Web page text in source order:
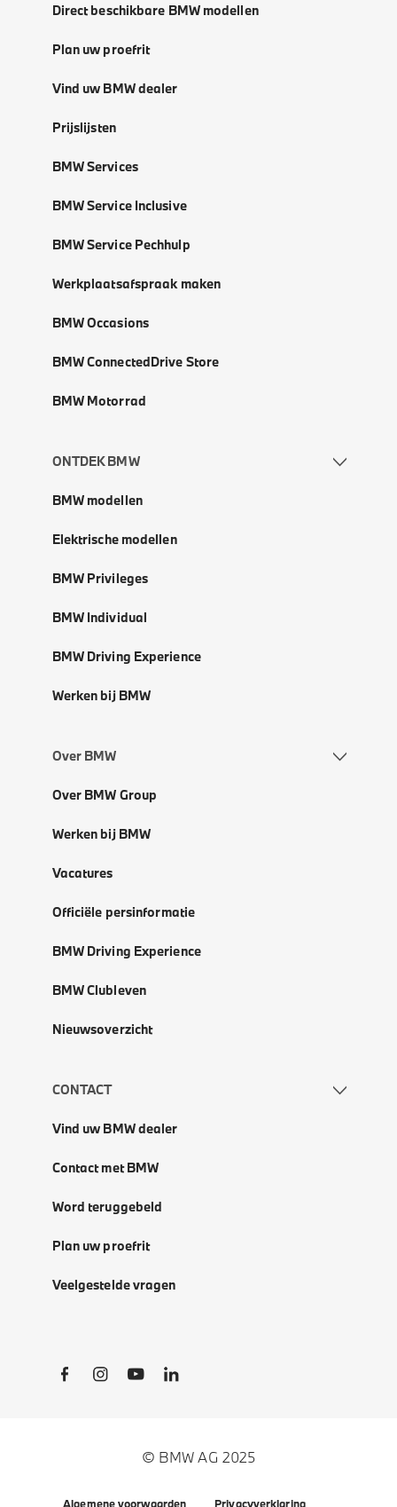
Direct beschikbare BMW modellen
Plan uw proefrit
Vind uw BMW dealer
Prijslijsten
BMW Services
BMW Service Inclusive
BMW Service Pechhulp
Werkplaatsafspraak maken
BMW Occasions
BMW ConnectedDrive Store
BMW Motorrad
ONTDEK BMW
BMW modellen
Elektrische modellen
BMW Privileges
BMW Individual
BMW Driving Experience
Werken bij BMW
Over BMW
Over BMW Group
Werken bij BMW
Vacatures
Officiële persinformatie
BMW Driving Experience
BMW Clubleven
Nieuwsoverzicht
CONTACT
Vind uw BMW dealer
Contact met BMW
Word teruggebeld
Plan uw proefrit
Veelgestelde vragen
Social Links
© BMW AG 2025
Algemene voorwaarden Privacyverklaring